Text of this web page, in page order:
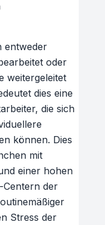
entweder
oder
weitergeleitet
dies eine
die sich
können. Dies
mit
einer hohen
Centern der
Stress der